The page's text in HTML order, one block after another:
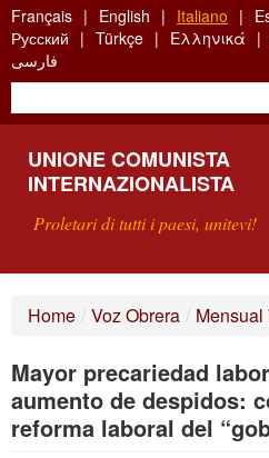
Skip
to
main
content
Français English Italiano
Русский
Türkçe Ελληνικά
فارسی
UNIONE COMUNISTA
INTERNAZIONALISTA
Proletari di tutti i paesi, unitevi!
RICERCA
SCRIVETECI
Home / Voz Obrera / Mensual
Mayor precariedad
aumento de despidos:
reforma laboral del